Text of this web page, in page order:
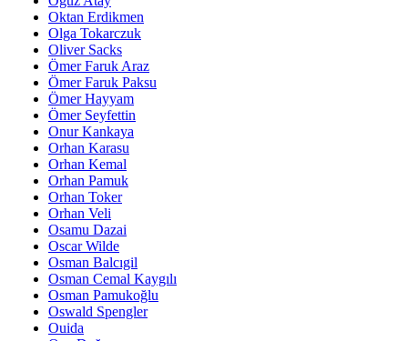
Oktan Erdikmen
Olga Tokarczuk
Oliver Sacks
Ömer Faruk Araz
Ömer Faruk Paksu
Ömer Hayyam
Ömer Seyfettin
Onur Kankaya
Orhan Karasu
Orhan Kemal
Orhan Pamuk
Orhan Toker
Orhan Veli
Osamu Dazai
Oscar Wilde
Osman Balcıgil
Osman Cemal Kaygılı
Osman Pamukoğlu
Oswald Spengler
Ouida